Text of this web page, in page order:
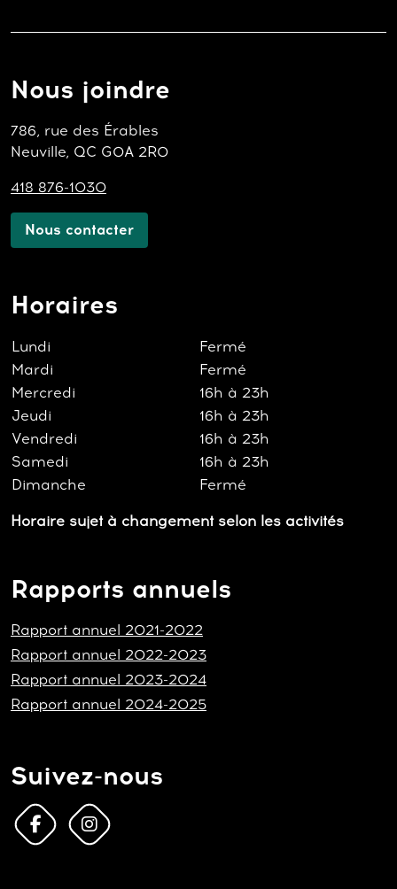
Nous joindre
786, rue des Érables
Neuville, QC G0A 2R0
418 876-1030
Nous contacter
Horaires
Lundi
Fermé
Mardi
Fermé
Mercredi
16h à 23h
Jeudi
16h à 23h
Vendredi
16h à 23h
Samedi
16h à 23h
Dimanche
Fermé
Horaire sujet à changement selon les activités
Rapports annuels
Rapport annuel 2021-2022
Rapport annuel 2022-2023
Rapport annuel 2023-2024
Rapport annuel 2024-2025
Suivez-nous